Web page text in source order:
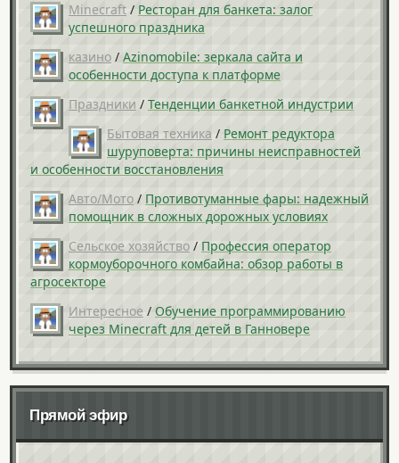
Minecraft / Ресторан для банкета: залог
успешного праздника
казино / Azinomobile: зеркала сайта и
особенности доступа к платформе
Праздники / Тенденции банкетной индустрии
Бытовая техника / Ремонт редуктора
шуруповерта: причины неисправностей
и особенности восстановления
Авто/Мото / Противотуманные фары: надежный
помощник в сложных дорожных условиях
Сельское хозяйство / Профессия оператор
кормоуборочного комбайна: обзор работы в
агросекторе
Интересное / Обучение программированию
через Minecraft для детей в Ганновере
Прямой эфир